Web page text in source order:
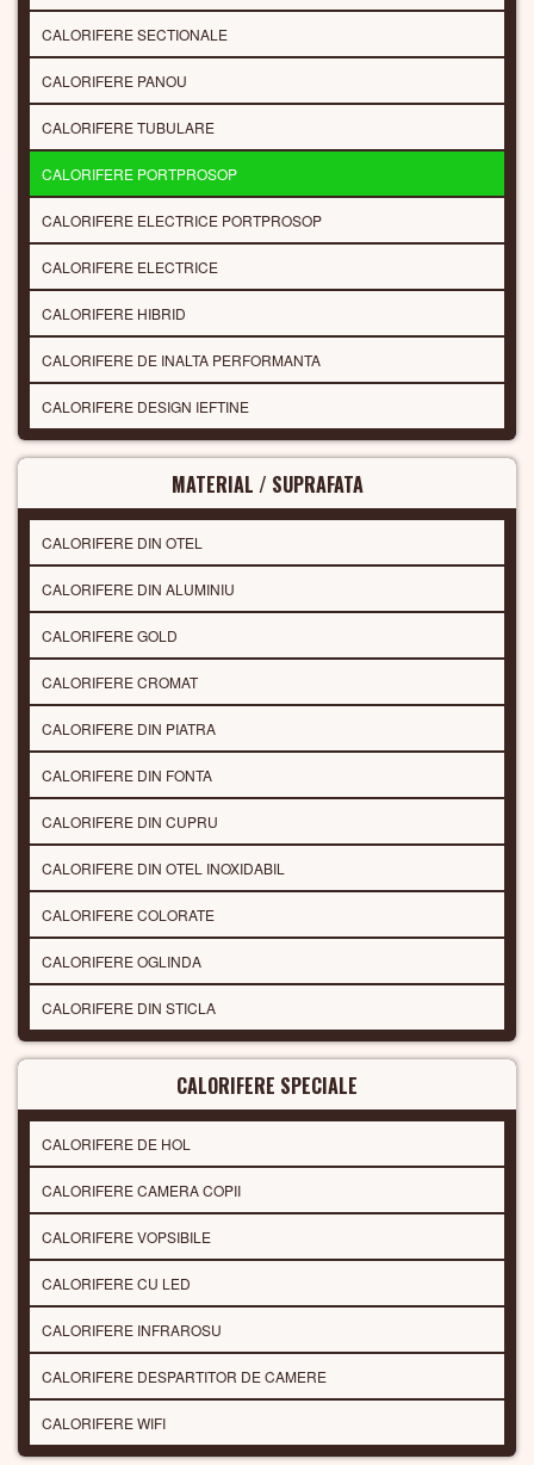
CALORIFERE SECTIONALE
CALORIFERE PANOU
CALORIFERE TUBULARE
CALORIFERE PORTPROSOP
CALORIFERE ELECTRICE PORTPROSOP
CALORIFERE ELECTRICE
CALORIFERE HIBRID
CALORIFERE DE INALTA PERFORMANTA
CALORIFERE DESIGN IEFTINE
MATERIAL / SUPRAFATA
CALORIFERE DIN OTEL
CALORIFERE DIN ALUMINIU
CALORIFERE GOLD
CALORIFERE CROMAT
CALORIFERE DIN PIATRA
CALORIFERE DIN FONTA
CALORIFERE DIN CUPRU
CALORIFERE DIN OTEL INOXIDABIL
CALORIFERE COLORATE
CALORIFERE OGLINDA
CALORIFERE DIN STICLA
CALORIFERE SPECIALE
CALORIFERE DE HOL
CALORIFERE CAMERA COPII
CALORIFERE VOPSIBILE
CALORIFERE CU LED
CALORIFERE INFRAROSU
CALORIFERE DESPARTITOR DE CAMERE
CALORIFERE WIFI